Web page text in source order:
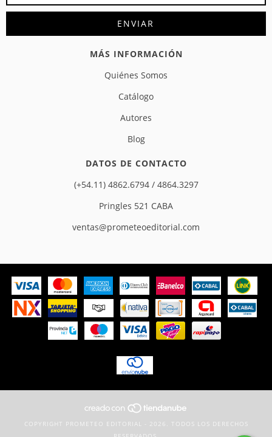
MÁS INFORMACIÓN
Quiénes Somos
Catálogo
Autores
Blog
DATOS DE CONTACTO
(+54.11) 4862.6794 / 4864.3297
Pringles 521 CABA
ventas@prometeoeditorial.com
COPYRIGHT PROMETEO EDITORIAL - 2026. TODOS LOS DERECHOS